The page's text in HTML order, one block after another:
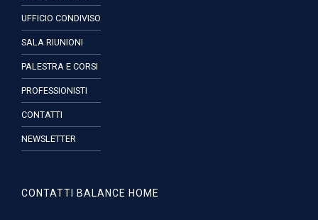
UFFICIO CONDIVISO
SALA RIUNIONI
PALESTRA E CORSI
PROFESSIONISTI
CONTATTI
NEWSLETTER
CONTATTI BALANCE HOME